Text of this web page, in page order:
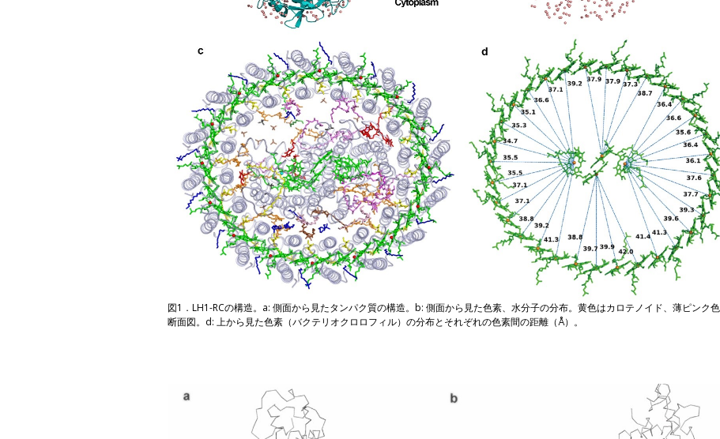
図1．LH1-RCの構造。a: 側面から見たタンパク質の構造。b: 側面から見た色素、水分子の分布。黄色はカロテノイド、薄ピンク
断面図。d: 上から見た色素（バクテリオクロロフィル）の分布とそれぞれの色素間の距離（Å）。